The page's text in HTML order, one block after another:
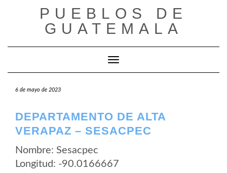
PUEBLOS DE
GUATEMALA
Cambiar modo de navegación
6 de mayo de 2023
DEPARTAMENTO DE ALTA
VERAPAZ – SESACPEC
Nombre: Sesacpec
Longitud: -90.0166667